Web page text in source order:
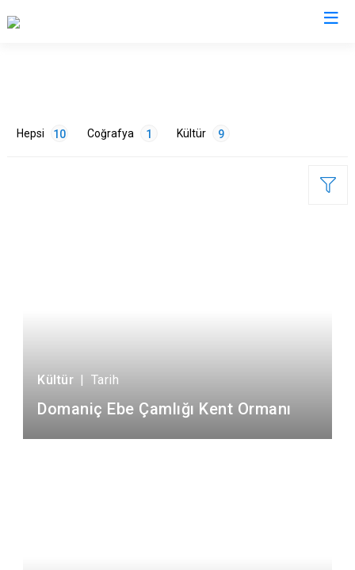
Altıntaş
Gediz
Hepsi 10 Coğrafya 1 Kültür 9
Kültür | Tarih
Domaniç Ebe Çamlığı Kent Ormanı